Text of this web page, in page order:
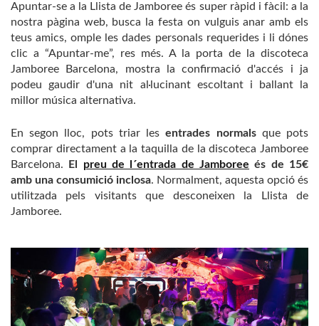
Apuntar-se a la Llista de Jamboree és super ràpid i fàcil: a la
nostra pàgina web, busca la festa on vulguis anar amb els
teus amics, omple les dades personals requerides i li dónes
clic a “Apuntar-me”, res més. A la porta de la discoteca
Jamboree Barcelona, ​​mostra la confirmació d'accés i ja
podeu gaudir d'una nit al·lucinant escoltant i ballant la
millor música alternativa.
En segon lloc, pots triar les entrades normalsque pots
comprar directament a la taquilla de la discoteca Jamboree
Barcelona.
El preu de l´entrada de Jamboree és de 15€
amb una consumició inclosa. Normalment, aquesta opció és
utilitzada pels visitants que desconeixen la Llista de
Jamboree.